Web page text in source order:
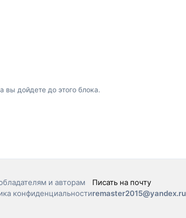
вы дойдете до этого блока.
и авторам
конфиденциальности
Писать на почту
remaster2015@yandex.ru